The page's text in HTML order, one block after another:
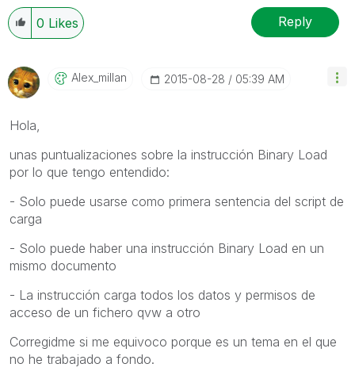
0 Likes Reply
Alex_millan ‎2015-08-28 05:39 AM
Hola,
unas puntualizaciones sobre la instrucción Binary Load
por lo que tengo entendido:
- Solo puede usarse como primera sentencia del script de
carga
- Solo puede haber una instrucción Binary Load en un
mismo documento
- La instrucción carga todos los datos y permisos de
acceso de un fichero qvw a otro
Corregidme si me equivoco porque es un tema en el que
no he trabajado a fondo.